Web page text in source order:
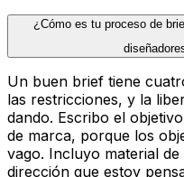
¿Cómo es tu proceso de
Un buen brief tiene
las restricciones, y la
dando. Escribo el
de marca, porque los
vago. Incluyo material
dirección que estoy